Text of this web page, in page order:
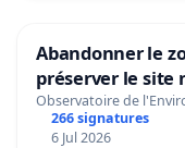
Abandonner le
préserver le site
Observatoire de
266 signatures
6 Jul 2026